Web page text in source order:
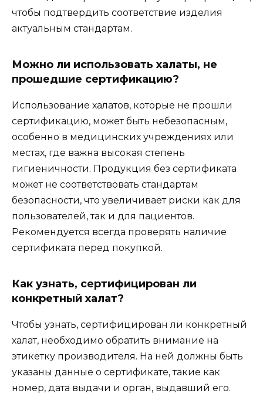
чтобы подтвердить соответствие изделия
актуальным стандартам.
Можно ли использовать халаты, не
прошедшие сертификацию?
Использование халатов, которые не прошли
сертификацию, может быть небезопасным,
особенно в медицинских учреждениях или
местах, где важна высокая степень
гигиеничности. Продукция без сертификата
может не соответствовать стандартам
безопасности, что увеличивает риски как для
пользователей, так и для пациентов.
Рекомендуется всегда проверять наличие
сертификата перед покупкой.
Как узнать, сертифицирован ли
конкретный халат?
Чтобы узнать, сертифицирован ли конкретный
халат, необходимо обратить внимание на
этикетку производителя. На ней должны быть
указаны данные о сертификате, такие как
номер, дата выдачи и орган, выдавший его.